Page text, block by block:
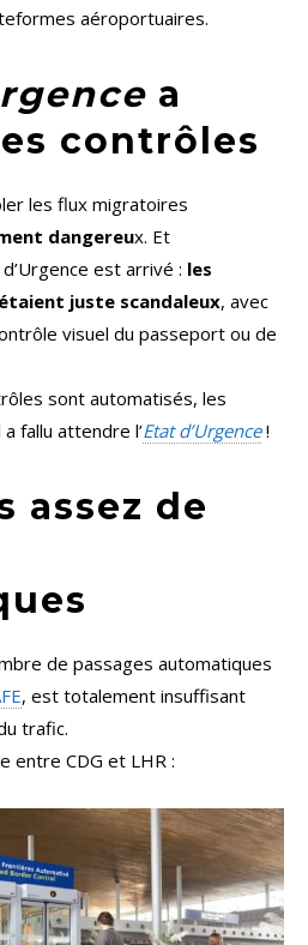
aéroportuaires.
a
contrôles
les flux migratoires
dangereux. Et
est arrivé : les
juste scandaleux, avec
visuel du passeport ou de
sont automatisés, les
fallu attendre l’Etat d’Urgence!
assez de
de passages automatiques
, est totalement insuffisant
trafic.
entre CDG et LHR :